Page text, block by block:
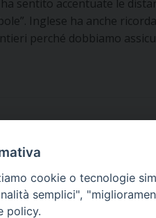
sentito accentuate le
Inglese ha anche
perché dobbiamo
27
cookie o tecnologie
semplici",
policy.